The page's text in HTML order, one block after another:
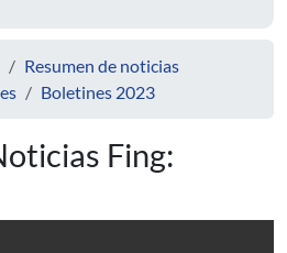
Resumen de noticias
Boletines 2023
Fing: